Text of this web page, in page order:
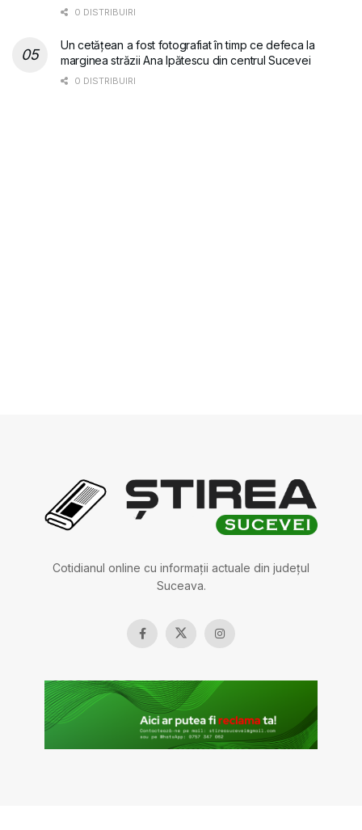
0 DISTRIBUIRI
Un cetățean a fost fotografiat în timp ce defeca la
marginea străzii Ana Ipătescu din centrul Sucevei
0 DISTRIBUIRI
Cotidianul online cu informații actuale din județul
Suceava.